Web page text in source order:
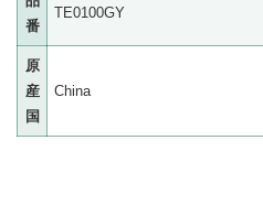
番
TE0100GY
原
産
国
China